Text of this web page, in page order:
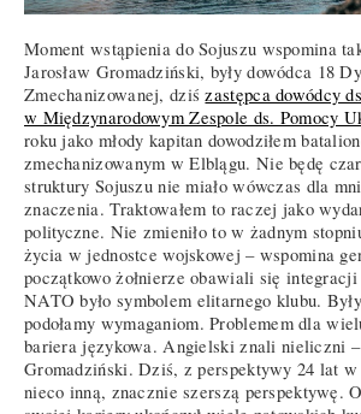
Moment wstąpienia do Sojuszu wspomina
Jarosław Gromadziński, były dowódca 18
Zmechanizowanej, dziśzastępca dowódcy
w Międzynarodowym Zespole ds. Pomocy
roku jako młody kapitan dowodziłem
zmechanizowanym w Elblągu. Nie będę
struktury Sojuszu nie miało wówczas dla
znaczenia. Traktowałem to raczej jako
polityczne. Nie zmieniło to w żadnym
życia w jednostce wojskowej – wspomina
początkowo żołnierze obawiali się
NATO było symbolem elitarnego klubu.
podołamy wymaganiom. Problemem dla
bariera językowa. Angielski znali nieliczni
Gromadziński. Dziś, z perspektywy 24 lat w
nieco inną, znacznie szerszą perspektywę.